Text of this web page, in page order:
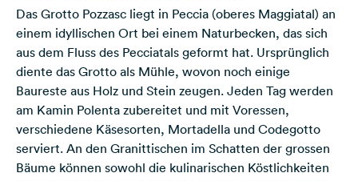
Das Grotto Pozzasc liegt in Peccia (oberes Maggiatal) an
einem idyllischen Ort bei einem Naturbecken, das sich
aus dem Fluss des Pecciatals geformt hat. Ursprünglich
diente das Grotto als Mühle, wovon noch einige
Baureste aus Holz und Stein zeugen. Jeden Tag werden
am Kamin Polenta zubereitet und mit Voressen,
verschiedene Käsesorten, Mortadella und Codegotto
serviert. An den Granittischen im Schatten der grossen
Bäume können sowohl die kulinarischen Köstlichkeiten